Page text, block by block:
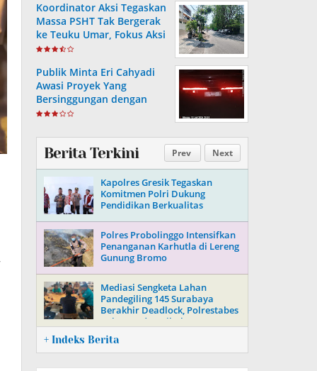
Koordinator Aksi Tegaskan
Massa PSHT Tak Bergerak
ke Teuku Umar, Fokus Aksi
di Polrestabes Surabaya
Publik Minta Eri Cahyadi
Awasi Proyek Yang
Bersinggungan dengan
Aset Telkom di Surabaya
Prev Next
Berita Terkini
Kapolres Gresik Tegaskan
Komitmen Polri Dukung
Pendidikan Berkualitas
Polres Probolinggo Intensifkan
Penanganan Karhutla di Lereng
Gunung Bromo
Mediasi Sengketa Lahan
Pandegiling 145 Surabaya
Berakhir Deadlock, Polrestabes
Imbau Kedua Pihak Jaga
Kamtibmas
+ Indeks Berita